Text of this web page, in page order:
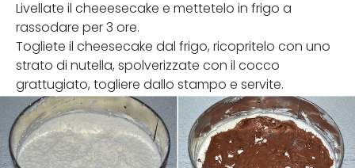
Livellate il cheeesecake e mettetelo in frigo a
rassodare per 3 ore.
Togliete il cheesecake dal frigo, ricopritelo con uno
strato di nutella, spolverizzate con il cocco
grattugiato, togliere dallo stampo e servite.